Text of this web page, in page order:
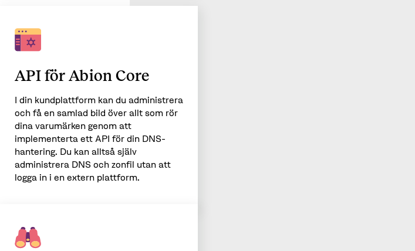
API för Abion Core
I din kundplattform kan du administrera
och få en samlad bild över allt som rör
dina varumärken genom att
implementerta ett API för din DNS-
hantering. Du kan alltså själv
administrera DNS och zonfil utan att
logga in i en extern plattform.